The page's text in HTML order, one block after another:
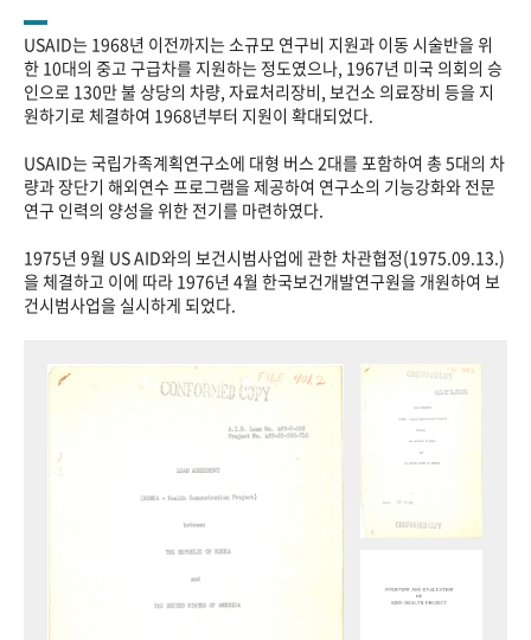
USAID는 1968년 이전까지는 소규모 연구비 지원과 이동 시술반을 위
한 10대의 중고 구급차를 지원하는 정도였으나, 1967년 미국 의회의 승
인으로 130만 불 상당의 차량, 자료처리장비, 보건소 의료장비 등을 지
원하기로 체결하여 1968년부터 지원이 확대되었다.
USAID는 국립가족계획연구소에 대형 버스 2대를 포함하여 총 5대의 차
량과 장단기 해외연수 프로그램을 제공하여 연구소의 기능강화와 전문
연구 인력의 양성을 위한 전기를 마련하였다.
1975년 9월 US AID와의 보건시범사업에 관한 차관협정(1975.09.13.)
을 체결하고 이에 따라 1976년 4월 한국보건개발연구원을 개원하여 보
건시범사업을 실시하게 되었다.